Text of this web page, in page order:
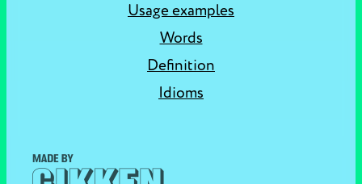
Usage examples
Words
Definition
Idioms